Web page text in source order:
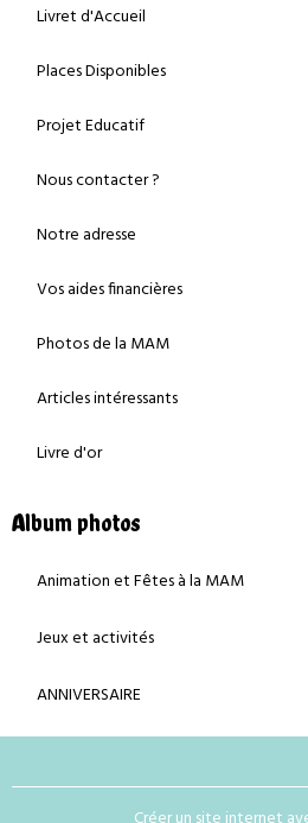
Livret d'Accueil
Places Disponibles
Projet Educatif
Nous contacter ?
Notre adresse
Vos aides financières
Photos de la MAM
Articles intéressants
Livre d'or
Album photos
Animation et Fêtes à la MAM
Jeux et activités
ANNIVERSAIRE